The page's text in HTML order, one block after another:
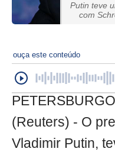
Putin teve
com
ouça este conteúdo
(Reuters) - O
Vladimir Putin,